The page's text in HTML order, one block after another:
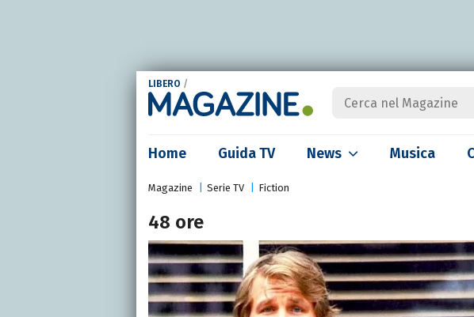
LIBERO /
Home Guida TV News Musica
Magazine Serie TV Fiction
48 ore